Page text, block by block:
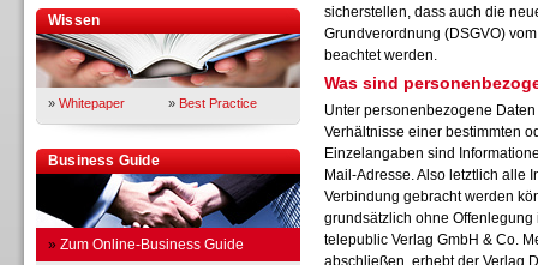
Wissen
» Whitepaper » Best Practice
Business Guide
» Zum Online-Business Guide
sicherstellen, dass auch die
Grundverordnung (DSGVO)
beachtet werden.
Was sind
Unter personenbezogene
Verhältnisse einer bestimmten
Einzelangaben sind
Mail-Adresse. Also letztlich alle
Verbindung gebracht werden
grundsätzlich ohne
telepublic Verlag GmbH & Co.
abschließen, erhebt der Verlag